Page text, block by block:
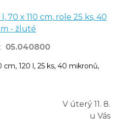
70 x 110 cm, role 25 ks, 40
- žluté
: 05.040800
cm, 120 l, 25 ks, 40 mikronů,
V úterý 11. 8.
u Vás